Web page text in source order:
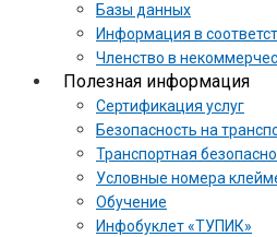
Базы данных
Информация в
Членство в
Полезная информация
Сертификация услуг
Безопасность на
Транспортная
Условные номера
Обучение
Инфобуклет «ТУПИК»